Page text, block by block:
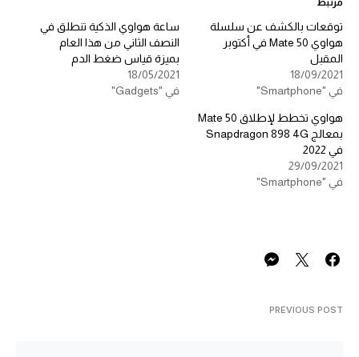
مرتبط
توقعات بالكشف عن سلسلة
هواوي Mate 50 في أكتوبر
المقبل
18/09/2021
في "Smartphone"
ساعة هواوي الذكية تنطلق في
النصف الثاني من هذا العام
بميزة قياس ضغط الدم
18/05/2021
في "Gadgets"
هواوي تخطط لإطلاق Mate 50
بمعالج Snapdragon 898 4G
في 2022
29/09/2021
في "Smartphone"
PREVIOUS POST